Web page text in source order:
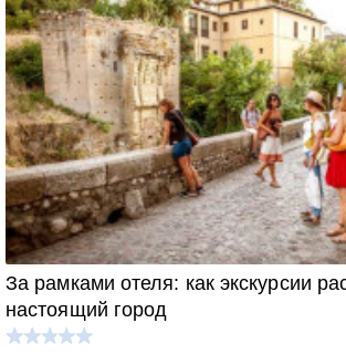
За рамками отеля: как экскурсии
настоящий город